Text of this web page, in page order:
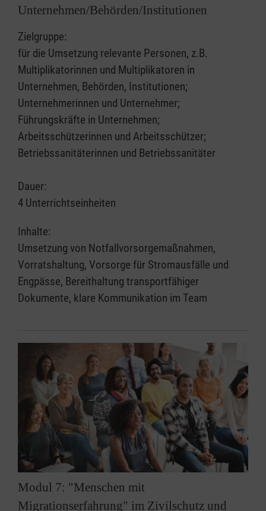
Unternehmen/Behörden/Institutionen
Zielgruppe:
für die Umsetzung relevante Personen, z.B.
Multiplikatorinnen und Multiplikatoren in
Unternehmen, Behörden, Institutionen;
Unternehmerinnen und Unternehmer;
Führungskräfte in Unternehmen;
Arbeitsschützerinnen und Arbeitsschützer;
Betriebssanitäterinnen und Betriebssanitäter
Dauer:
4 Unterrichtseinheiten
Inhalte:
Umsetzung von Notfallvorsorgemaßnahmen,
Vorratshaltung, Vorsorge für Stromausfälle und
Engpässe, Bereithaltung transportfähiger
Dokumente, klare Kommunikation im Team
Modul 7: "Menschen mit
Migrationserfahrung" im Zivilschutz und